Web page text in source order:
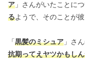
ア 」さんがいたことにつ
るようで、そのことが
「黒髪のミシュア 」さ
抗期ってえヤツかもし